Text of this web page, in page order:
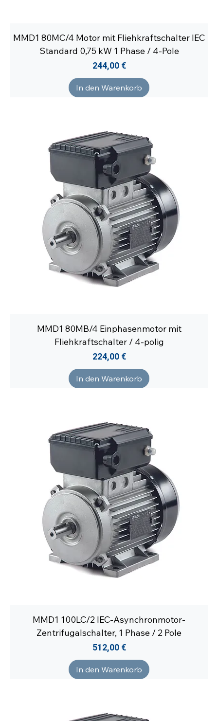
MMD1 80MC/4 Motor mit Fliehkraftschalter IEC
Standard 0,75 kW 1 Phase / 4-Pole
Preis
244,00 €
In den Warenkorb
MMD1 80MB/4 Einphasenmotor mit
Fliehkraftschalter / 4-polig
Preis
224,00 €
In den Warenkorb
MMD1 100LC/2 IEC-Asynchronmotor-
Zentrifugalschalter, 1 Phase / 2 Pole
Preis
512,00 €
In den Warenkorb